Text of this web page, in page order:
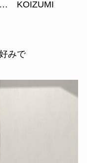
KOIZUMI
みで